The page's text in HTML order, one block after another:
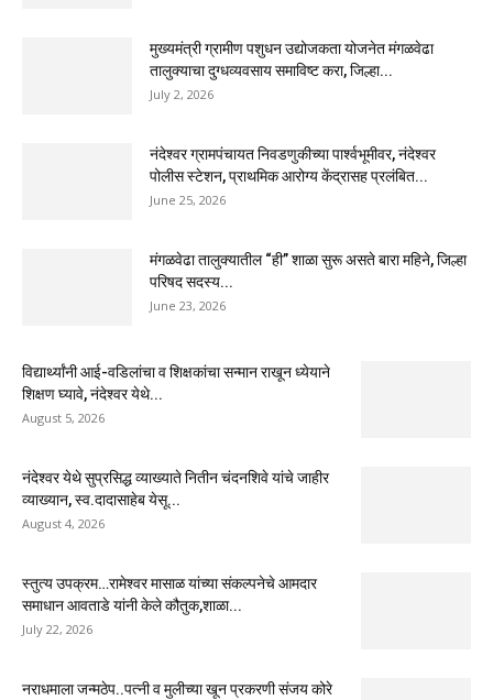
मुख्यमंत्री ग्रामीण पशुधन उद्योजकता योजनेत मंगळवेढा
तालुक्याचा दुग्धव्यवसाय समाविष्ट करा, जिल्हा...
July 2, 2026
नंदेश्वर ग्रामपंचायत निवडणुकीच्या पार्श्वभूमीवर, नंदेश्वर
पोलीस स्टेशन, प्राथमिक आरोग्य केंद्रासह प्रलंबित...
June 25, 2026
मंगळवेढा तालुक्यातील “ही” शाळा सुरू असते बारा महिने, जिल्हा
परिषद सदस्य...
June 23, 2026
विद्यार्थ्यांनी आई-वडिलांचा व शिक्षकांचा सन्मान राखून ध्येयाने
शिक्षण घ्यावे, नंदेश्वर येथे...
August 5, 2026
नंदेश्वर येथे सुप्रसिद्ध व्याख्याते नितीन चंदनशिवे यांचे जाहीर
व्याख्यान, स्व.दादासाहेब येसू...
August 4, 2026
स्तुत्य उपक्रम…रामेश्वर मासाळ यांच्या संकल्पनेचे आमदार
समाधान आवताडे यांनी केले कौतुक,शाळा...
July 22, 2026
नराधमाला जन्मठेप..पत्नी व मुलीच्या खून प्रकरणी संजय कोरे